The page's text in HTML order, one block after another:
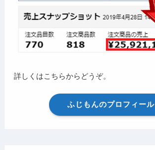
詳しくはこちらからどうぞ。
ふじもんのプロフィール